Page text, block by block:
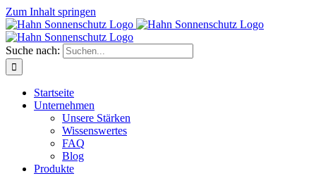
Zum Inhalt springen
Suche nach:
Startseite
Unternehmen
Unsere Stärken
Wissenswertes
FAQ
Blog
Produkte